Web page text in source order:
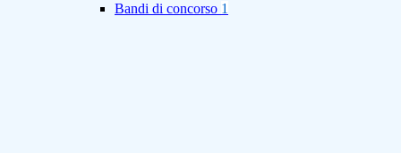
Bandi di concorso 1